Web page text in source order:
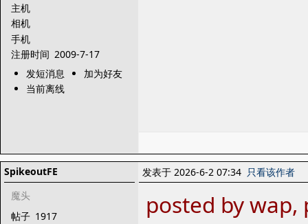
主机
相机
手机
注册时间 2009-7-17
发短消息
加为好友
当前离线
SpikeoutFE
魔头
帖子 1917
发表于 2026-6-2 07:34 只看该作者
posted by